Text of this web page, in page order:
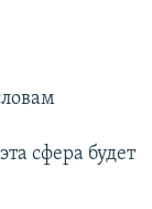
сфера будет